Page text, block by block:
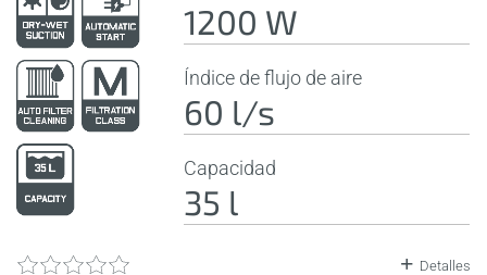
1200 W
Índice de flujo de aire
60 l/s
Capacidad
35 l
Detalles